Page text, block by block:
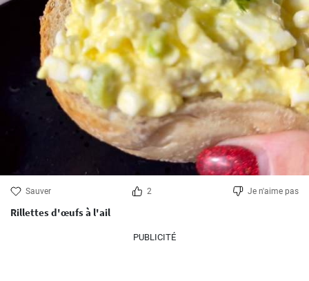
Sauver 2 Je n'aime pas
Rillettes d'œufs à l'ail
PUBLICITÉ